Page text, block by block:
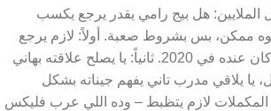
الملايين: هل بيج رامي يقدر يرجع يكسب
أيوه ممكن، بس بشروط صعبة. أولاً: لازم يرجع
للجوع والانضباط اللي كان عنده في 2020. ثانياً: يا يصلح علاقته بهاني
يا يلاقي مدرب تاني يفهم جيناته بشكل
المكملات لازم يتظبط – وده اللي عرب فليكس